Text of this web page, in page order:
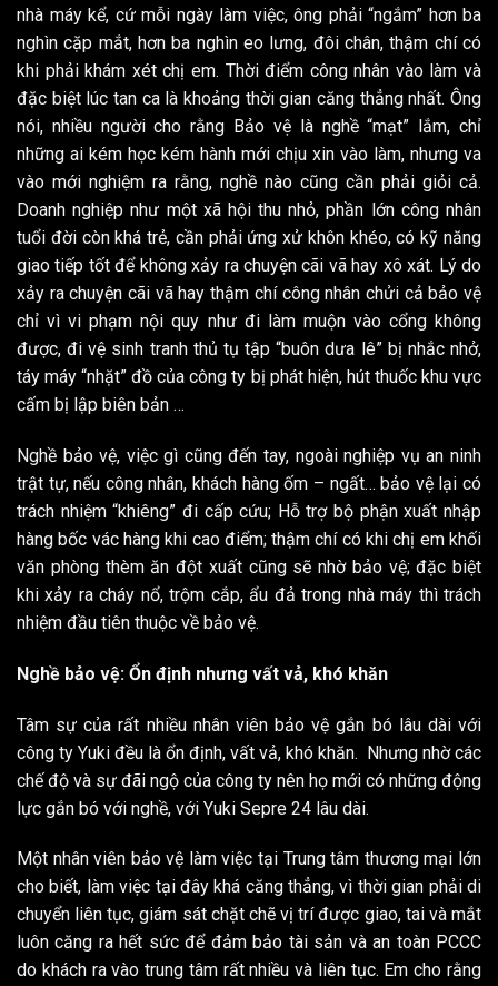
nhà máy kể, cứ mỗi ngày làm việc, ông phải “ngắm” hơn ba
nghìn cặp mắt, hơn ba nghìn eo lưng, đôi chân, thậm chí có
khi phải khám xét chị em. Thời điểm công nhân vào làm và
đặc biệt lúc tan ca là khoảng thời gian căng thẳng nhất. Ông
nói, nhiều người cho rằng Bảo vệ là nghề “mạt” lắm, chỉ
những ai kém học kém hành mới chịu xin vào làm, nhưng va
vào mới nghiệm ra rằng, nghề nào cũng cần phải giỏi cả.
Doanh nghiệp như một xã hội thu nhỏ, phần lớn công nhân
tuổi đời còn khá trẻ, cần phải ứng xử khôn khéo, có kỹ năng
giao tiếp tốt để không xảy ra chuyện cãi vã hay xô xát. Lý do
xảy ra chuyện cãi vã hay thậm chí công nhân chửi cả bảo vệ
chỉ vì vi phạm nội quy như đi làm muộn vào cổng không
được, đi vệ sinh tranh thủ tụ tập “buôn dưa lê” bị nhắc nhở,
táy máy “nhặt” đồ của công ty bị phát hiện, hút thuốc khu vực
cấm bị lập biên bản …
Nghề bảo vệ, việc gì cũng đến tay, ngoài nghiệp vụ an ninh
trật tự, nếu công nhân, khách hàng ốm – ngất… bảo vệ lại có
trách nhiệm “khiêng” đi cấp cứu; Hỗ trợ bộ phận xuất nhập
hàng bốc vác hàng khi cao điểm; thậm chí có khi chị em khối
văn phòng thèm ăn đột xuất cũng sẽ nhờ bảo vệ; đặc biệt
khi xảy ra cháy nổ, trộm cắp, ẩu đả trong nhà máy thì trách
nhiệm đầu tiên thuộc về bảo vệ.
Nghề bảo vệ: Ổn định nhưng vất vả, khó khăn
Tâm sự của rất nhiều nhân viên bảo vệ gắn bó lâu dài với
công ty Yuki đều là ổn định, vất vả, khó khăn. Nhưng nhờ các
chế độ và sự đãi ngộ của công ty nên họ mới có những động
lực gắn bó với nghề, với Yuki Sepre 24 lâu dài.
Một nhân viên bảo vệ làm việc tại Trung tâm thương mại lớn
cho biết, làm việc tại đây khá căng thẳng, vì thời gian phải di
chuyển liên tục, giám sát chặt chẽ vị trí được giao, tai và mắt
luôn căng ra hết sức để đảm bảo tài sản và an toàn PCCC
do khách ra vào trung tâm rất nhiều và liên tục. Em cho rằng